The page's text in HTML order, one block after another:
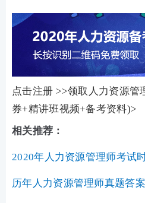
点击注册 >>领取人力资源管
券+精讲班视频+备考资料)>
相关推荐：
2020年人力资源管理师考试
历年人力资源管理师真题答